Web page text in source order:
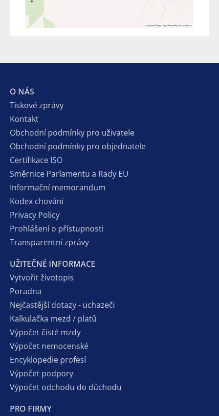
O NÁS
Tiskové zprávy
Kontakt
Obchodní podmínky pro uživatele
Obchodní podmínky pro objednatele
Certifikace ISO
Směrnice Parlamentu a Rady EU
Informační memorandum
Kodex chování
Privacy Policy
Prohlášení o přístupnosti
Transparentní zprávy
UŽITEČNÉ INFORMACE
Vytvořit životopis
Poradna
Nejčastější dotazy - uchazeči
Kalkulačka mezd / platů
Výpočet čisté mzdy
Výpočet nemocenské
Encyklopedie profesí
Výpočet podpory
Výpočet odchodu do důchodu
PRO FIRMY